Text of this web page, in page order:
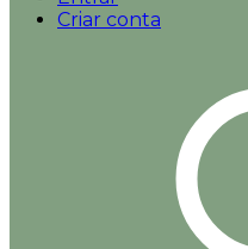
Criar conta